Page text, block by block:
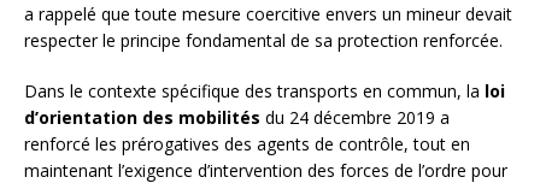
a rappelé que toute mesure coercitive envers un mineur devait
respecter le principe fondamental de sa protection renforcée.
Dans le contexte spécifique des transports en commun, la loi
d’orientation des mobilités du 24 décembre 2019 a
renforcé les prérogatives des agents de contrôle, tout en
maintenant l’exigence d’intervention des forces de l’ordre pour